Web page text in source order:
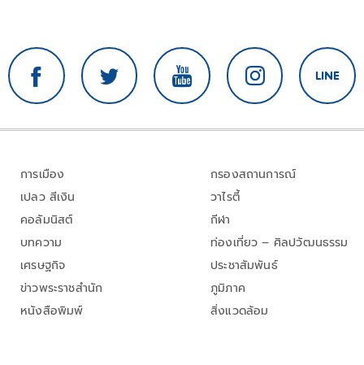
การเมือง
เปลว สีเงิน
คอลัมนิสต์
บทความ
เศรษฐกิจ
ข่าวพระราชสำนัก
หนังสือพิมพ์
กรองสถานการณ์
วาไรตี้
กีฬา
ท่องเที่ยว – ศิลปวัฒนธรรม
ประชาสัมพันธ์
ภูมิภาค
สิ่งแวดล้อม